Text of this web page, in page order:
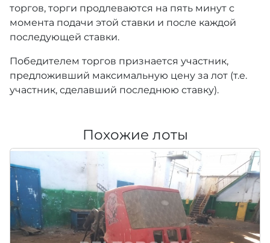
торгов, торги продлеваются на пять минут с
момента подачи этой ставки и после каждой
последующей ставки.
Победителем торгов признается участник,
предложивший максимальную цену за лот (т.е.
участник, сделавший последнюю ставку).
Похожие лоты